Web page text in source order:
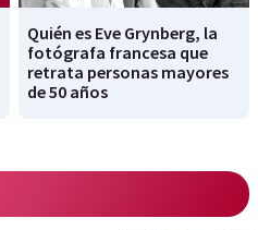
Quién es Eve Grynberg, la
fotógrafa francesa que
retrata personas mayores
de 50 años